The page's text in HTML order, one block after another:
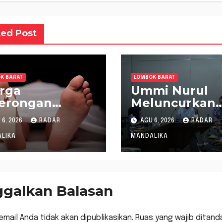
Post
BARAT
saat
Ikan di
6, 2026 RADAR
LOMBOK BARAT
Ummi Nurul
Meluncurkan
Gerakan
Menanam
Tangani
AGU 6, 2026 RADAR
MANDALIKA
Balasan
Anda tidak akan dipublikasikan. Ruas yang wajib